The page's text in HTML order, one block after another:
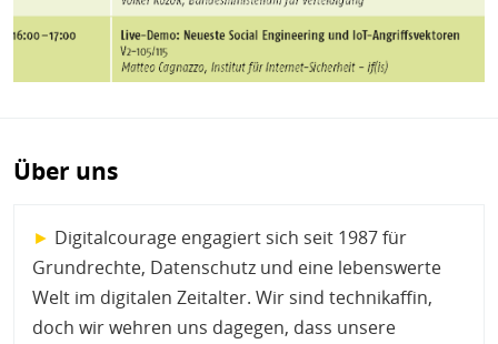
Über uns
► Digitalcourage engagiert sich seit 1987 für
Grundrechte, Datenschutz und eine lebenswerte
Welt im digitalen Zeitalter. Wir sind technikaffin,
doch wir wehren uns dagegen, dass unsere